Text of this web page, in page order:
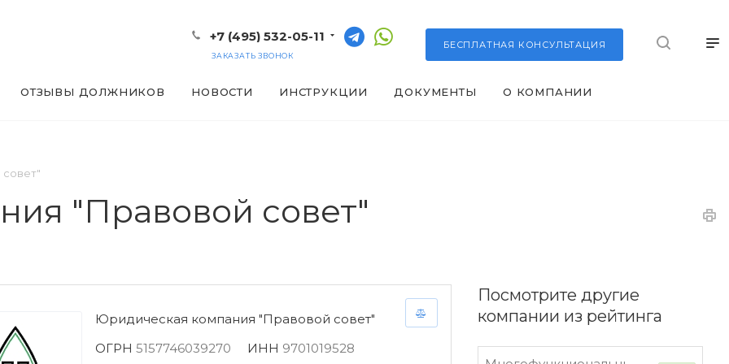
БЕСПЛАТНАЯ КОНСУЛЬТАЦИЯ
+7 (495) 532-05-11
ЗАКАЗАТЬ ЗВОНОК
ОТЗЫВЫ ДОЛЖНИКОВ НОВОСТИ ИНСТРУКЦИИ ДОКУМЕНТЫ О КОМПАНИИ
"Правовой совет"
Посмотрите другие
компании из рейтинга
Юридическая компания "Правовой совет"
ОГРН 5157746039270 ИНН 9701019528